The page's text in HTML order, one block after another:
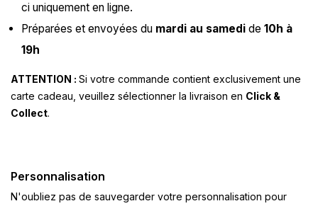
ci uniquement en ligne.
Préparées et envoyées du mardi au samedi de 10h à
19h
ATTENTION : Si votre commande contient exclusivement une
carte cadeau, veuillez sélectionner la livraison en Click &
Collect.
Personnalisation
N'oubliez pas de sauvegarder votre personnalisation pour